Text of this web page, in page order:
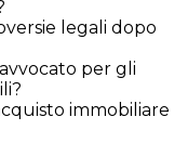
legali dopo
per gli
immobiliare